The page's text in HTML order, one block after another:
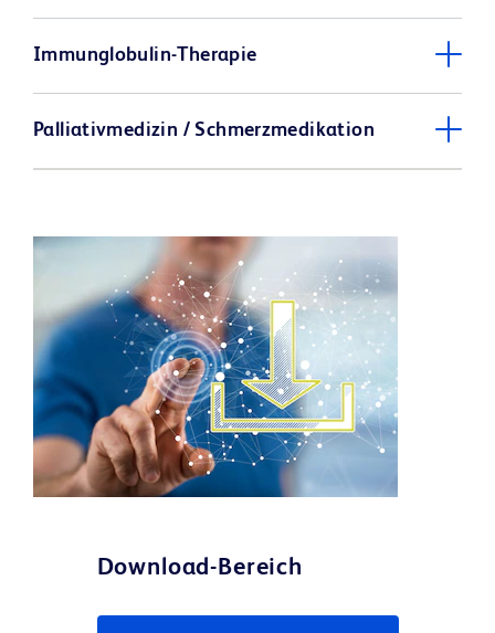
Immunglobulin-Therapie
Palliativmedizin / Schmerzmedikation
Download-Bereich